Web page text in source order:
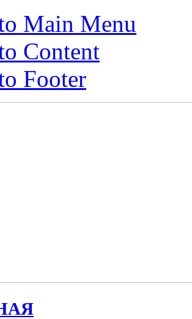
Main Menu
Content
Footer